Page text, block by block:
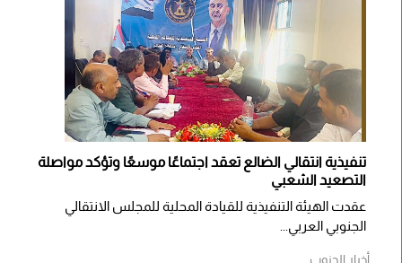
تنفيذية انتقالي الضالع تعقد اجتماعًا موسعًا وتؤكد مواصلة
التصعيد الشعبي
عقدت الهيئة التنفيذية للقيادة المحلية للمجلس الانتقالي
الجنوبي العربي...
أخبار الجنوب